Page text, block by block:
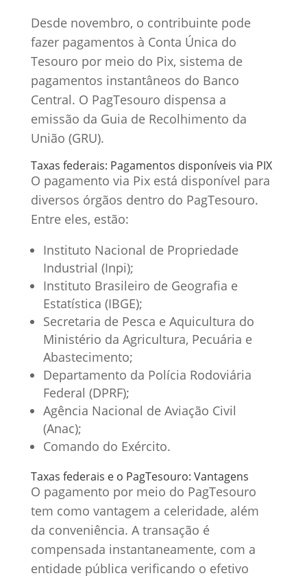
Desde novembro, o contribuinte pode
fazer pagamentos à Conta Única do
Tesouro por meio do Pix, sistema de
pagamentos instantâneos do Banco
Central. O PagTesouro dispensa a
emissão da Guia de Recolhimento da
União (GRU).
Taxas federais: Pagamentos disponíveis via PIX
O pagamento via Pix está disponível para
diversos órgãos dentro do PagTesouro.
Entre eles, estão:
Instituto Nacional de Propriedade
Industrial (Inpi);
Instituto Brasileiro de Geografia e
Estatística (IBGE);
Secretaria de Pesca e Aquicultura do
Ministério da Agricultura, Pecuária e
Abastecimento;
Departamento da Polícia Rodoviária
Federal (DPRF);
Agência Nacional de Aviação Civil
(Anac);
Comando do Exército.
Taxas federais e o PagTesouro: Vantagens
O pagamento por meio do PagTesouro
tem como vantagem a celeridade, além
da conveniência. A transação é
compensada instantaneamente, com a
entidade pública verificando o efetivo